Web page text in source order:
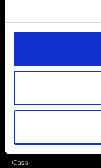
Seguici
Uomo
Casa